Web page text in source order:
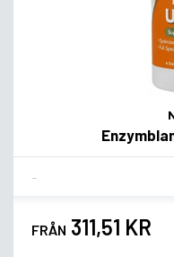
FRÅN 311,51 KR